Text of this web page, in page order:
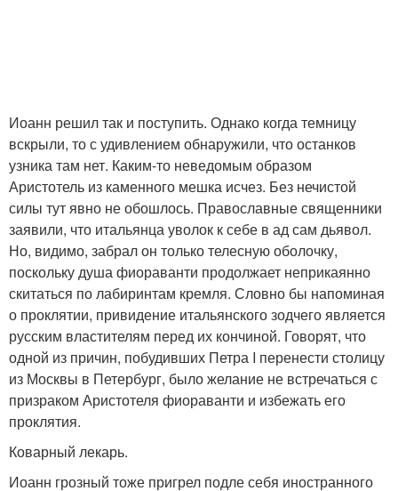
Иоанн решил так и поступить. Однако когда темницу
вскрыли, то с удивлением обнаружили, что останков
узника там нет. Каким-то неведомым образом
Аристотель из каменного мешка исчез. Без нечистой
силы тут явно не обошлось. Православные священники
заявили, что итальянца уволок к себе в ад сам дьявол.
Но, видимо, забрал он только телесную оболочку,
поскольку душа фиораванти продолжает неприкаянно
скитаться по лабиринтам кремля. Словно бы напоминая
о проклятии, привидение итальянского зодчего является
русским властителям перед их кончиной. Говорят, что
одной из причин, побудивших Петра I перенести столицу
из Москвы в Петербург, было желание не встречаться с
призраком Аристотеля фиораванти и избежать его
проклятия.
Коварный лекарь.
Иоанн грозный тоже пригрел подле себя иностранного